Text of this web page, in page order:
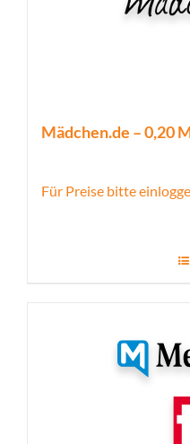
Mädchen.de – 0,20
Für Preise bitte